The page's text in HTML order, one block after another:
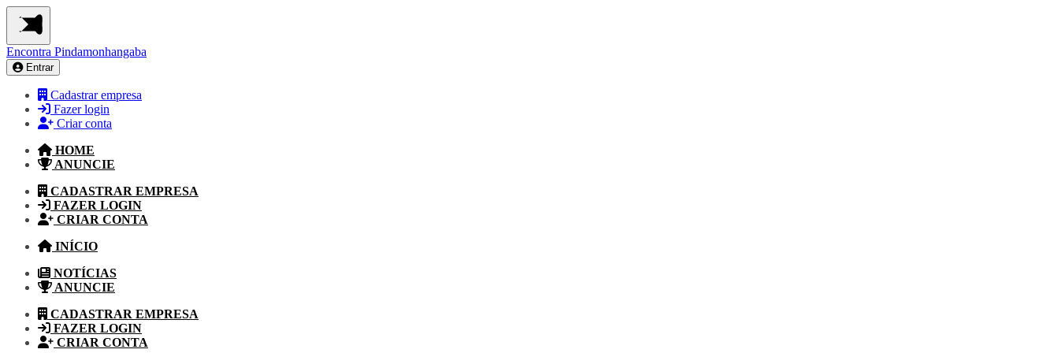
Encontra Pindamonhangaba
Entrar
Cadastrar empresa
Fazer login
Criar conta
HOME
ANUNCIE
CADASTRAR EMPRESA
FAZER LOGIN
CRIAR CONTA
INÍCIO
NOTÍCIAS
ANUNCIE
CADASTRAR EMPRESA
FAZER LOGIN
CRIAR CONTA